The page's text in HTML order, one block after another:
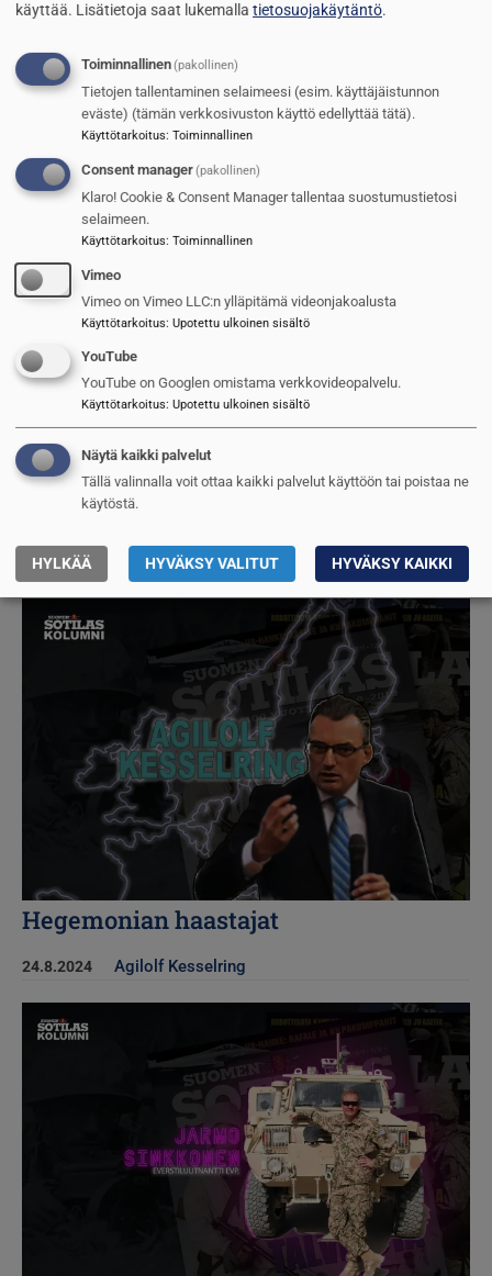
HUURUKKO PALAILEE LAITUMILTA
13.9.2024
Virtahepo huoneessa
11.9.2024 Agilolf Kesselring
Kuva
Hegemonian haastajat
24.8.2024 Agilolf Kesselring
Kuva
käyttää. Lisätietoja saat lukemalla tietosuojakäytäntö.
Toiminnallinen(pakollinen)
Tietojen tallentaminen selaimeesi (esim. käyttäjäistunnon
eväste) (tämän verkkosivuston käyttö edellyttää tätä).
Käyttötarkoitus: Toiminnallinen
Consent manager(pakollinen)
Klaro! Cookie & Consent Manager tallentaa suostumustietosi
selaimeen.
Käyttötarkoitus: Toiminnallinen
Vimeo
Vimeo on Vimeo LLC:n ylläpitämä videonjakoalusta
Käyttötarkoitus: Upotettu ulkoinen sisältö
YouTube
YouTube on Googlen omistama verkkovideopalvelu.
Käyttötarkoitus: Upotettu ulkoinen sisältö
Näytä kaikki palvelut
Tällä valinnalla voit ottaa kaikki palvelut käyttöön tai poistaa ne
käytöstä.
HYLKÄÄ HYVÄKSY VALITUT HYVÄKSY KAIKKI